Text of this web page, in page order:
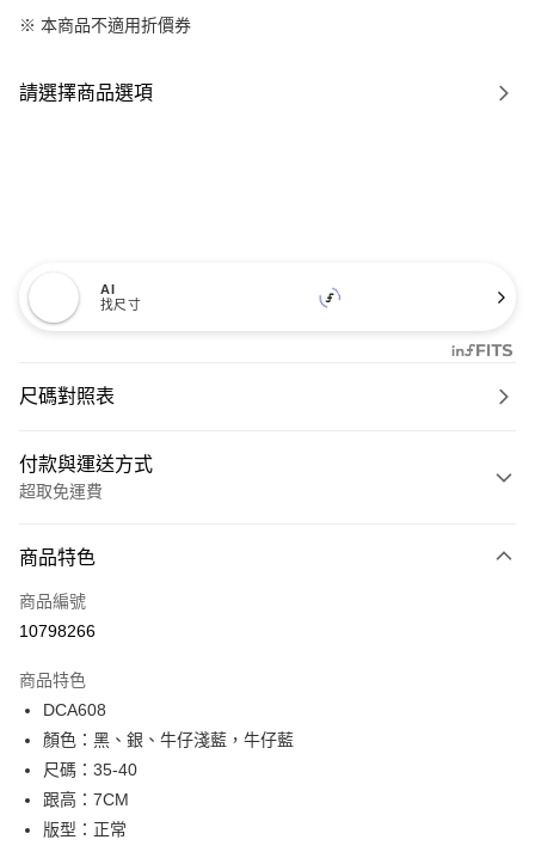
※ 本商品不適用折價券
請選擇商品選項
AI
找尺寸
尺碼對照表
付款與運送方式
超取免運費
信用卡一次付款
超商取貨付款
Apple Pay
街口支付
悠遊付
Google Pay
商品特色
商品編號
10798266
商品特色
DCA608
顏色：黑、銀、牛仔淺藍，牛仔藍
尺碼：35-40
跟高：7CM
版型：正常